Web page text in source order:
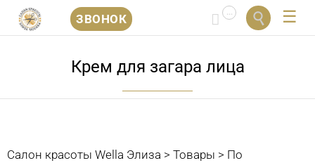
ЗВОНОК  
содержанию
Крем для загара лица
Салон красоты Wella Элиза > Товары > По